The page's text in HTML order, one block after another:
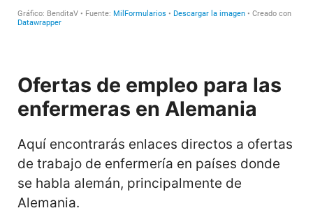
Ofertas de empleo para las
enfermeras en Alemania
Aquí encontrarás enlaces directos a ofertas
de trabajo de enfermería en países donde
se habla alemán, principalmente de
Alemania.